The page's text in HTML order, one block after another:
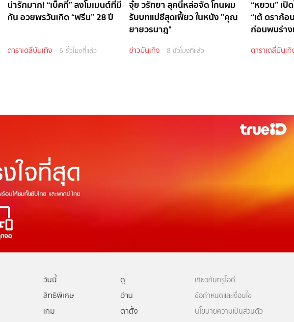
น่ารักมาก! “เบ็คกี้” ลงโมเมนต์ที่มี
กัน อวยพรวันเกิด “ฟรีน” 28 ปี
ดาราเดลี่บันเทิง 6 ชั่วโมงที่แล้ว
จุ๋ย วรัทยา ลุคนี้หล่อจัด โกนผม
รับบทแม่ชีสุดเฟี้ยว ในหนัง "คุณ
ยายวรนาฎ"
ข่าวบันเทิง 8 ชั่วโมงที่แล้ว
“หยวน” เ
“เต้ ดราก้
ก่อนพบร่า
ดาราเดลี่บันเทิ
วันนี้
ดู
สิทธิพิเศษ
อ่าน
เกม
ตาตั้ง
เกี่ยวกับทรูไอดี
ข้อกำหนดและเงื่อนไข
นโยบายความเป็นส่วนตัว